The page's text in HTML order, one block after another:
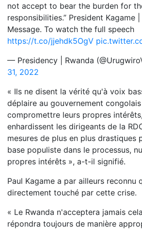
not accept to bear the burden for
responsibilities.” President Kagame
Message. To watch the full speech
https://t.co/jjehdk5OgV
— Presidency | Rwanda
31, 2022
« Ils ne disent la vérité qu'à voix
déplaire au gouvernement
compromettre leurs propres
enhardissent les dirigeants de la
mesures de plus en plus drastiques
base populiste dans le processus,
propres intérêts », a-t-il signifié.
Paul Kagame a par ailleurs reconnu
directement touché par cette crise.
« Le Rwanda n'acceptera jamais
répondra toujours de manière